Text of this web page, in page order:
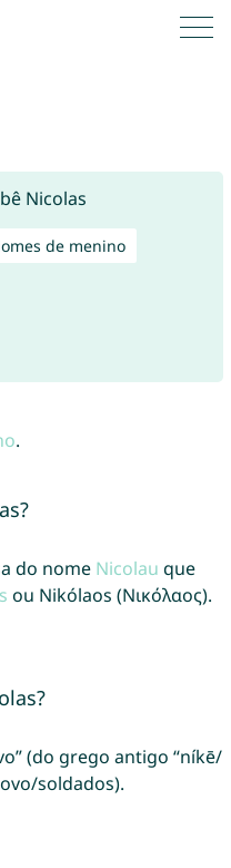
de menino
.
do nome Nicolau que
ou Nikólaos (Νικόλαος).
(do grego antigo “níkē/
soldados).